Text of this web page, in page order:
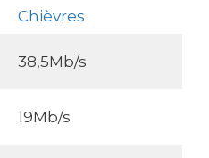
Chièvres
38,5Mb/s
19Mb/s